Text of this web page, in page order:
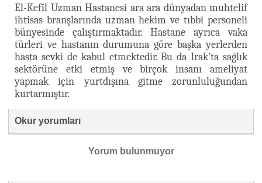
El-Kefîl Uzman Hastanesi ara ara dünyadan muhtelif
ihtisas branşlarında uzman hekim ve tıbbi personeli
bünyesinde çalıştırmaktadır. Hastane ayrıca vaka
türleri ve hastanın durumuna göre başka yerlerden
hasta sevki de kabul etmektedir. Bu da Irak’ta sağlık
sektörüne etki etmiş ve birçok insanı ameliyat
yapmak için yurtdışına gitme zorunluluğundan
kurtarmıştır.
Okur yorumları
Yorum bulunmuyor